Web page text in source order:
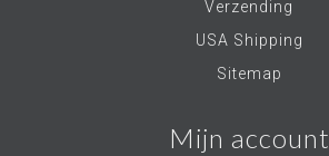
Verzending
USA Shipping
Sitemap
Mijn account